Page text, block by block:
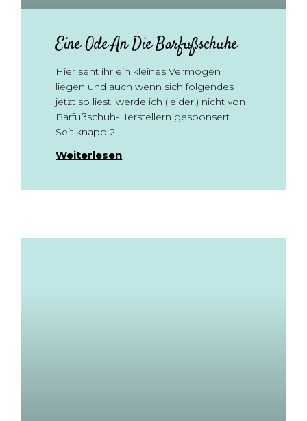
Eine Ode An Die Barfußschuhe
Hier seht ihr ein kleines Vermögen
liegen und auch wenn sich folgendes
jetzt so liest, werde ich (leider!) nicht von
Barfußschuh-Herstellern gesponsert.
Seit knapp 2
Weiterlesen